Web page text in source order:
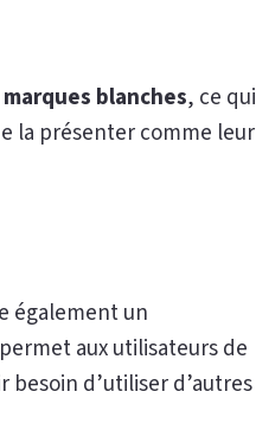
blanches, ce qui
la présenter comme leur
également un
aux utilisateurs de
d’utiliser d’autres